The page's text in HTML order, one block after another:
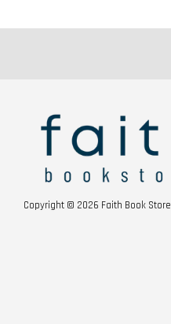
Copyright © 2026 Faith Book Store